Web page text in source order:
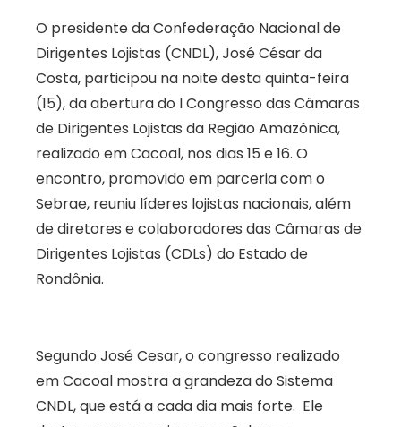
O presidente da Confederação Nacional de
Dirigentes Lojistas (CNDL), José César da
Costa, participou na noite desta quinta-feira
(15), da abertura do I Congresso das Câmaras
de Dirigentes Lojistas da Região Amazônica,
realizado em Cacoal, nos dias 15 e 16. O
encontro, promovido em parceria com o
Sebrae, reuniu líderes lojistas nacionais, além
de diretores e colaboradores das Câmaras de
Dirigentes Lojistas (CDLs) do Estado de
Rondônia.
Segundo José Cesar, o congresso realizado
em Cacoal mostra a grandeza do Sistema
CNDL, que está a cada dia mais forte. Ele